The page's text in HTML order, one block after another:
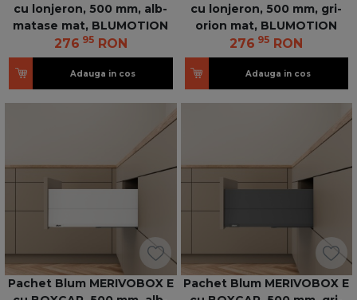
cu lonjeron, 500 mm, alb-
matase mat, BLUMOTION
276 95 RON
Adauga in cos
cu lonjeron, 500 mm, gri-
orion mat, BLUMOTION
276 95 RON
Adauga in cos
Pachet Blum MERIVOBOX E
Pachet Blum MERIVOBOX E